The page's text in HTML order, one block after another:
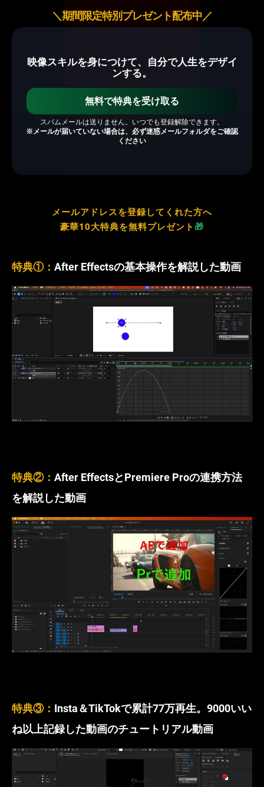
＼期間限定特別プレゼント配布中／
映像スキルを身につけて、自分で人生をデザイ
ンする。
無料で特典を受け取る
スパムメールは送りません。いつでも登録解除できます。
※メールが届いていない場合は、必ず迷惑メールフォルダをご確認
ください
メールアドレスを登録してくれた方へ
豪華10大特典を無料プレゼント 🎁
特典①： After Effectsの基本操作を解説した動画
特典②： After EffectsとPremiere Proの連携方法
を解説した動画
特典③： Insta＆TikTokで累計77万再生。9000いい
ね以上記録した動画のチュートリアル動画